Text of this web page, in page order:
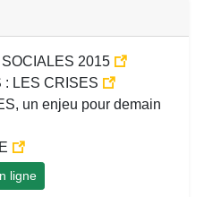
2015
: LES CRISES
un enjeu pour demain
ligne